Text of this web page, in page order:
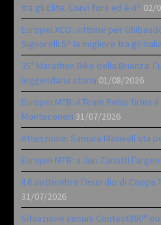
tra gli Elite. Corvi fora ed è 4^ 02/
Europei XCO: vittorie per
Signorelli 5^ la migliore tra gli
35ª Marathon Bike della Brianza:
leggendaria storia 01/08/2026
Europei MTB: il Team Relay firma
Monteceneri 31/07/2026
Attenzione: Samara Maxwell sta
Europei MTB: a Juri Zanotti
Il 6 settembre l’esordio di Coppa
31/07/2026
Situazione circuiti Contest360°